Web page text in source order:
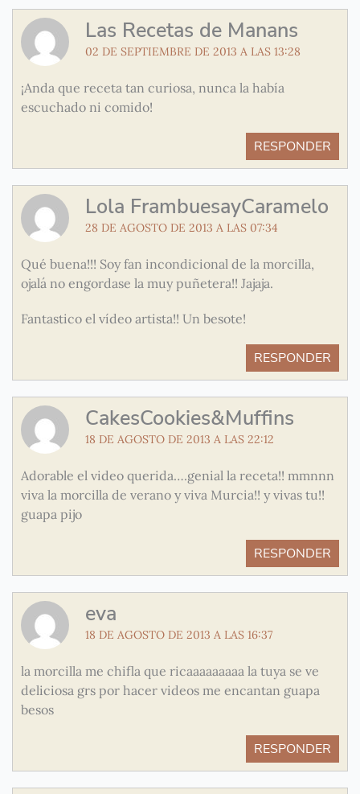
Las Recetas de Manans
02 DE SEPTIEMBRE DE 2013 A LAS 13:28
¡Anda que receta tan curiosa, nunca la había
escuchado ni comido!
RESPONDER
Lola FrambuesayCaramelo
28 DE AGOSTO DE 2013 A LAS 07:34
Qué buena!!! Soy fan incondicional de la morcilla,
ojalá no engordase la muy puñetera!! Jajaja.
Fantastico el vídeo artista!! Un besote!
RESPONDER
CakesCookies&Muffins
18 DE AGOSTO DE 2013 A LAS 22:12
Adorable el video querida….genial la receta!! mmnnn
viva la morcilla de verano y viva Murcia!! y vivas tu!!
guapa pijo
RESPONDER
eva
18 DE AGOSTO DE 2013 A LAS 16:37
la morcilla me chifla que ricaaaaaaaaa la tuya se ve
deliciosa grs por hacer videos me encantan guapa
besos
RESPONDER